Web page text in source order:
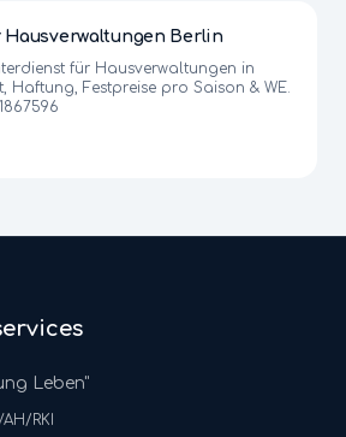
Berlin
für Hausverwaltungen in
Haftung, Festpreise pro Saison & WE.
Leben"
RKI